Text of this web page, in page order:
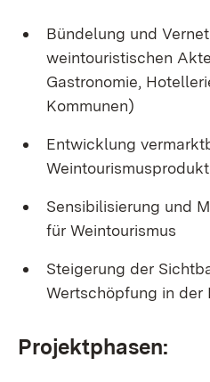
Bündelung und
weintouristischen
Gastronomie,
Kommunen)
Entwicklung
Sensibilisierung und
für Weintourismus
Steigerung der
Wertschöpfung in der
Projektphasen: